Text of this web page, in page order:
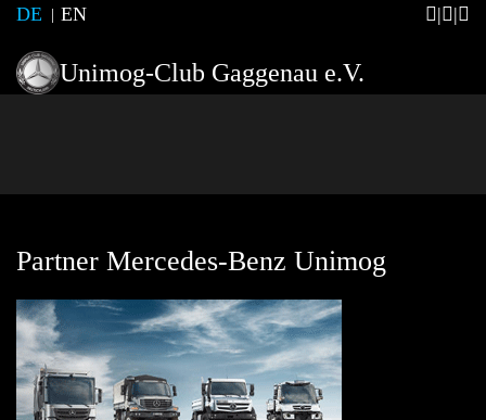
DE EN
Unimog-Club Gaggenau e.V.
Partner Mercedes-Benz Unimog